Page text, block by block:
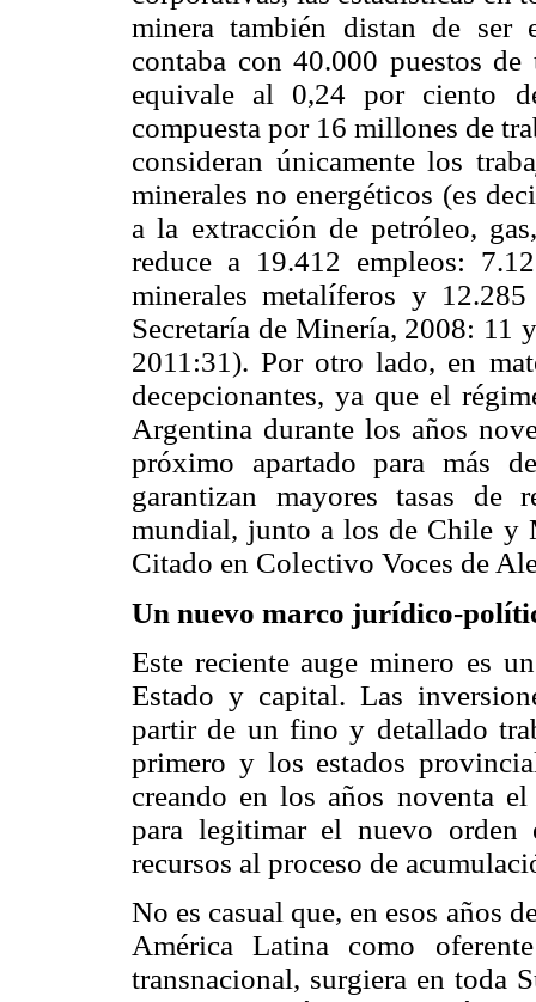
minera también distan de ser
contaba con 40.000 puestos
equivale al 0,24 por ciento
compuesta por 16 millones de
consideran únicamente los
minerales no energéticos (es
a la extracción de petróleo,
reduce a 19.412 empleos:
minerales metalíferos y
Secretaría de Minería, 2008: 11
2011:31). Por otro lado, en
decepcionantes, ya que el
Argentina durante los años
próximo apartado para más
garantizan mayores tasas de
mundial, junto a los de Chile y
Citado en Colectivo Voces de
Un nuevo marco jurídico-
Este reciente auge minero es
Estado y capital. Las
partir de un fino y detallado
primero y los estados
creando en los años noventa
para legitimar el nuevo orden
recursos al proceso de
No es casual que, en esos años
América Latina como
transnacional, surgiera en toda